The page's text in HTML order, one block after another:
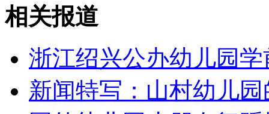
女孩北京地铁殴打老人 痛下狠手拳打脚踢
相关报道
浙江绍兴公办幼儿园
新闻特写：山村幼儿